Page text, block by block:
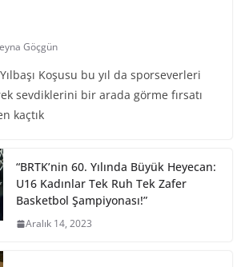
Göçgün
Yılbaşı Koşusu bu yıl da sporseverleri
sevdiklerini bir arada görme fırsatı
kaçtık
“BRTK’nin 60. Yılında Büyük Heyecan:
U16 Kadınlar Tek Ruh Tek Zafer
Basketbol Şampiyonası!”
Aralık 14, 2023